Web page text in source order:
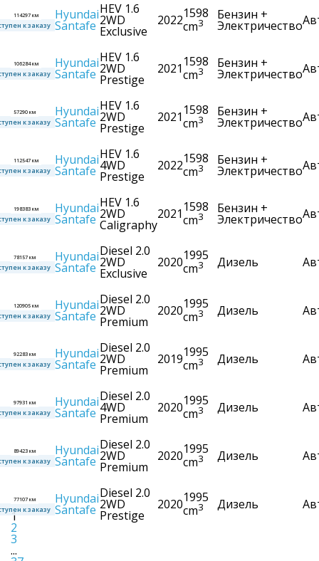
к заказу
114297 км Hyundai
Santafe
HEV 1.6
2WD
Exclusive
20221598
cm3
Бензин +
Электричество
к заказу
106284 км Hyundai
Santafe
HEV 1.6
2WD
Prestige
2021 1598
cm3
Бензин +
Электричество
к заказу
57290 км Hyundai
Santafe
HEV 1.6
2WD
Prestige
2021 1598
cm3
Бензин +
Электричество
к заказу
112547 км Hyundai
Santafe
HEV 1.6
4WD
Prestige
20221598
cm3
Бензин +
Электричество
к заказу
198383 км Hyundai
Santafe
HEV 1.6
2WD
Caligraphy
2021 1598
cm3
Бензин +
Электричество
к заказу
78157 км Hyundai
Santafe
Diesel 2.0
2WD
Exclusive
20201995
cm3 Дизель
к заказу
120905 км Hyundai
Santafe
Diesel 2.0
2WD
Premium
20201995
cm3 Дизель
к заказу
92283 км Hyundai
Santafe
Diesel 2.0
2WD
Premium
20191995
cm3 Дизель
к заказу
97931 км Hyundai
Santafe
Diesel 2.0
4WD
Premium
20201995
cm3 Дизель
к заказу
89423 км Hyundai
Santafe
Diesel 2.0
2WD
Premium
20201995
cm3 Дизель
к заказу
77107 км Hyundai
Santafe
Diesel 2.0
2WD
Prestige
20201995
cm3 Дизель
1
2
3
...